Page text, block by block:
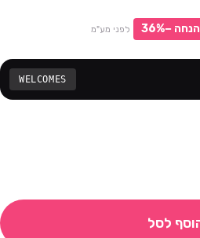
הנחה − 36% לפני מע"מ
WELCOMES
לסל